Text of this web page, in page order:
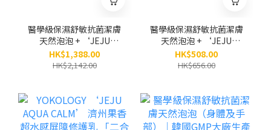
醫學級保濕舒敏抗菌潔膚
天然泡泡 + ‘JEJU
AQUA CALM’濟州果香
超水感屏障修護乳 (身體
HK$1,388.00
HK$2,142.00
醫學級保濕舒敏抗菌潔膚
天然泡泡 + ‘JEJU
AQUA CALM’濟州果香
超水感屏障修護乳（身體
HK$508.00
HK$656.00